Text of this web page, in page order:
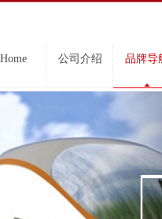
Home 公司介绍 品牌导